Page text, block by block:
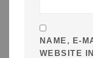
NAME, E-
WEBSITE